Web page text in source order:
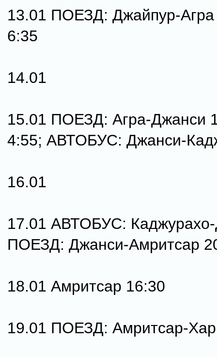
13.01 ПОЕЗД: Джайпур-Агра
6:35
14.01
15.01 ПОЕЗД: Агра-Джанси
4:55; АВТОБУС: Джанси-
16.01
17.01 АВТОБУС:
ПОЕЗД: Джанси-Амритсар
18.01 Амритсар 16:30
19.01 ПОЕЗД: Амритсар-